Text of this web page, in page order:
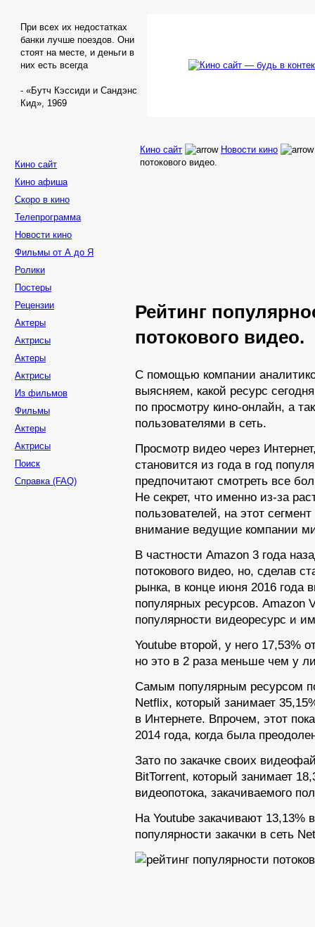
При всех их недостатках
банки лучше поездов. Они
стоят на месте, и деньги в
них есть всегда
- «Бутч Кэссиди и Сандэнс
Кид», 1969
Кино сайт
Кино афиша
Скоро в кино
Телепрограмма
Новости кино
Фильмы от А до Я
Ролики
Постеры
Рецензии
Актеры
Актрисы
Актеры
Актрисы
Из фильмов
Фильмы
Актеры
Актрисы
Поиск
Справка (FAQ)
Кино сайт Новости кино
потокового видео.
Рейтинг
потокового видео.
С помощью компании
выясняем, какой ресурс сегодня
по просмотру кино-онлайн, а
пользователями в сеть.
Просмотр видео через
становится из года в год
предпочитают смотреть все
Не секрет, что именно из-за
пользователей, на этот сегмент
внимание ведущие компании
В частности Amazon 3 года
потокового видео, но, сделав
рынка, в конце июня 2016 года
популярных ресурсов. Amazon
популярности видеоресурс и
Youtube второй, у него 17,53%
но это в 2 разаменьше чем у
Самым популярным ресурсом
Netflix, который занимает
в Интернете. Впрочем, этот
2014 года, когда была
Зато по закачке своих
BitTorrent, который занимает
видеопотока, закачиваемого
На Youtube закачивают 13,13%
популярности закачки в сеть